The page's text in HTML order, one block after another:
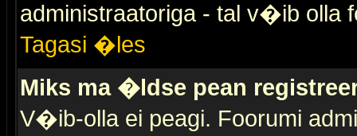
administraatoriga - tal v�ib olla
Tagasi �les
Miks ma �ldse pean
V�ib-olla ei peagi. Foorumi